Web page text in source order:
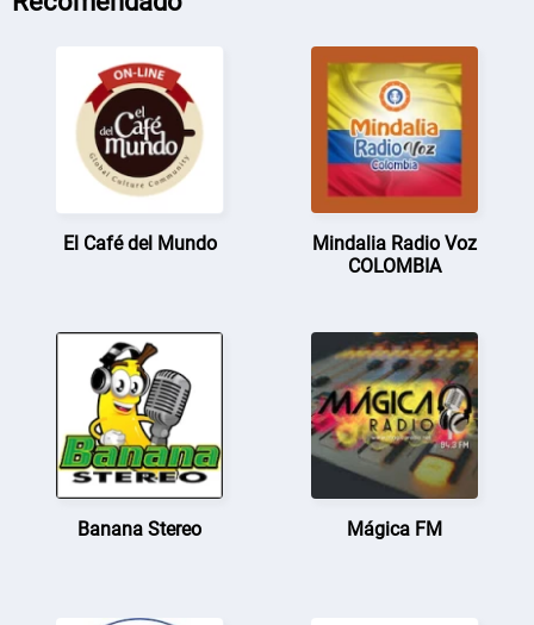
El Café del Mundo
Mindalia Radio Voz
COLOMBIA
Banana Stereo Mágica FM